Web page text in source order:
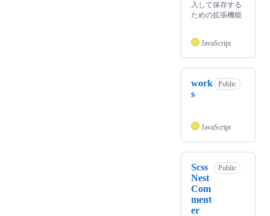
入して保存する
ための拡張機能
JavaScript
work
s
Public
JavaScript
Scss
Nest
Com
ment
er
Public